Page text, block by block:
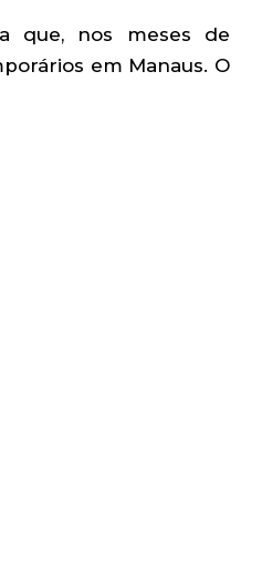
que, nos meses de
em Manaus. O